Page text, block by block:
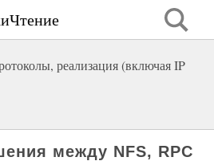
реализация (включая IP
между NFS, RPC